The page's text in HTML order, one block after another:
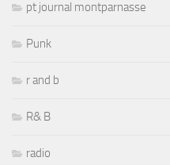
pt journal montparnasse
Punk
r and b
R& B
radio